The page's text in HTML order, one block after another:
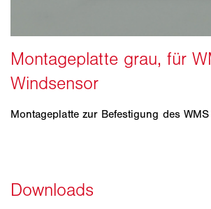
Montageplatte zur Befestigung des